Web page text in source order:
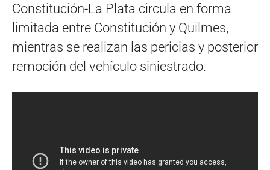
Constitución-La Plata circula en forma
limitada entre Constitución y Quilmes,
mientras se realizan las pericias y posterior
remoción del vehículo siniestrado.